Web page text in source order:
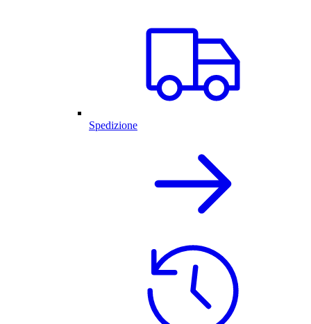
Spedizione